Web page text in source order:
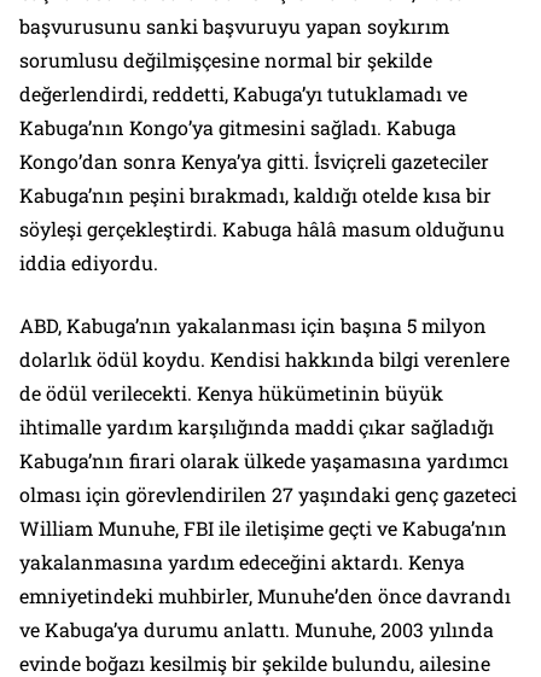
başvurusunu sanki başvuruyu yapan soykırım
sorumlusu değilmişçesine normal bir şekilde
değerlendirdi, reddetti, Kabuga’yı tutuklamadı ve
Kabuga’nın Kongo’ya gitmesini sağladı. Kabuga
Kongo’dan sonra Kenya’ya gitti. İsviçreli gazeteciler
Kabuga’nın peşini bırakmadı, kaldığı otelde kısa bir
söyleşi gerçekleştirdi. Kabuga hâlâ masum olduğunu
iddia ediyordu.
ABD, Kabuga’nın yakalanması için başına 5 milyon
dolarlık ödül koydu. Kendisi hakkında bilgi verenlere
de ödül verilecekti. Kenya hükümetinin büyük
ihtimalle yardım karşılığında maddi çıkar sağladığı
Kabuga’nın firari olarak ülkede yaşamasına yardımcı
olması için görevlendirilen 27 yaşındaki genç gazeteci
William Munuhe, FBI ile iletişime geçti ve Kabuga’nın
yakalanmasına yardım edeceğini aktardı. Kenya
emniyetindeki muhbirler, Munuhe’den önce davrandı
ve Kabuga’ya durumu anlattı. Munuhe, 2003 yılında
evinde boğazı kesilmiş bir şekilde bulundu, ailesine